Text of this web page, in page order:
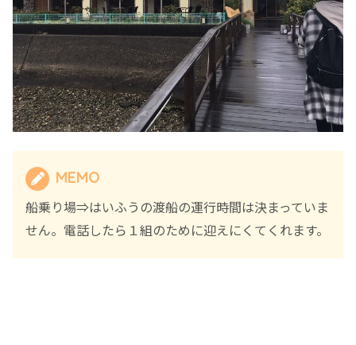
MEMO
船乗り場⇒はいふうの渡船の運行時間は決まっていま
せん。電話したら１組のために迎えにくてくれます。